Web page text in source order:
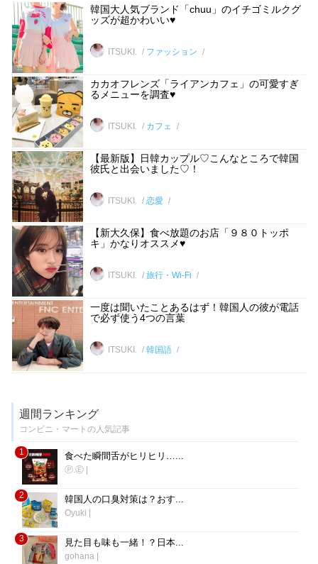
韓国大人気ブランド「chuu」のイチゴミルクグ
ッズが超かわいい♥
ITSUKI. ファッション
カカオフレンズ「ライアンカフェ」の可愛すぎ
るメニューを調査♥
ITSUKI. カフェ
【最新版】日韓カップル♡こんなところで韓国
彼氏と出会いました♡！
ITSUKI. 恋愛
【新大久保】食べ放題のお店「９８０トッポ
キ」かなりオススメ♥
ITSUKI. 旅行・Wi-Fi
一度は聞いたことあるはず！韓国人の彼が電話
で必ず使う4つの言葉
ITSUKI. 韓国語
週間ランキング
コンビニ・マートの人気記事
1 食べた瞬間舌がヒリヒリ…...
Ⓟ.Ⓔ
2 韓国人の口臭対策は？おす...
Oyuki
3 見た目も味も一緒！？日本...
gohana